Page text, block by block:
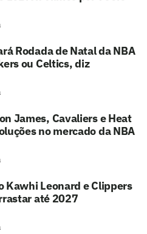
Rodada de Natal da NBA
ou Celtics, diz
James, Cavaliers e Heat
no mercado da NBA
Kawhi Leonard e Clippers
até 2027